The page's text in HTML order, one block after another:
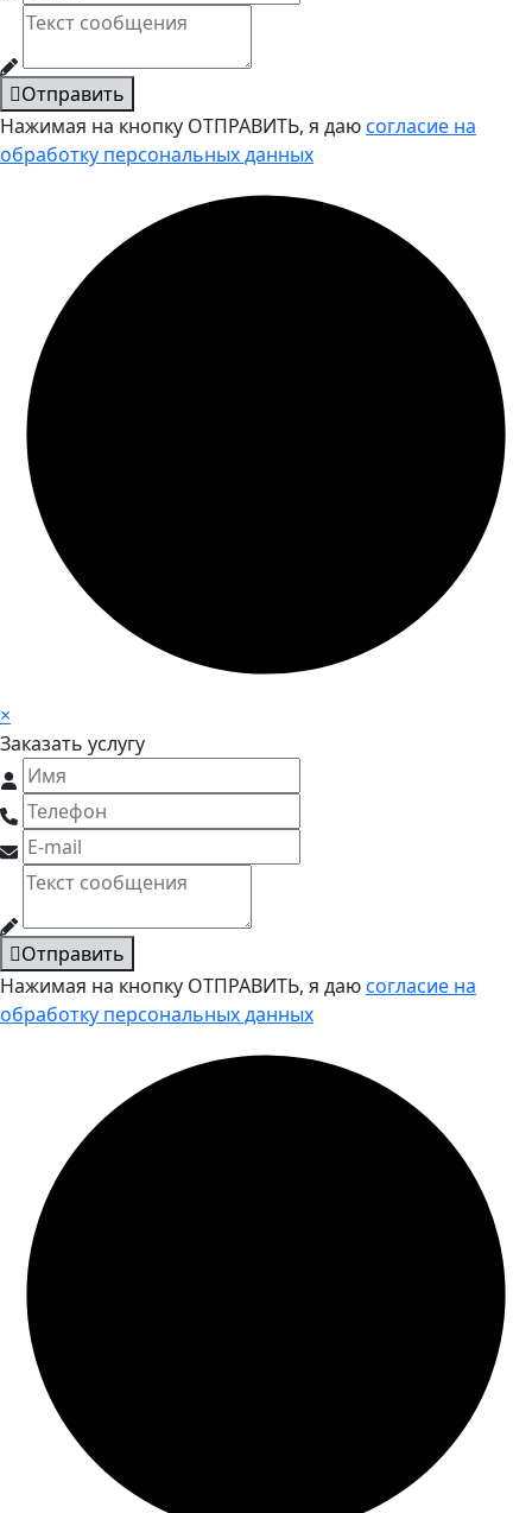
Отправить
Нажимая на кнопку ОТПРАВИТЬ, я даюсогласие на
обработку персональных данных
×
Заказать услугу
Отправить
Нажимая на кнопку ОТПРАВИТЬ, я даюсогласие на
обработку персональных данных